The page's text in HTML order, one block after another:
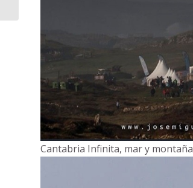
Cantabria Infinita, mar y montaña